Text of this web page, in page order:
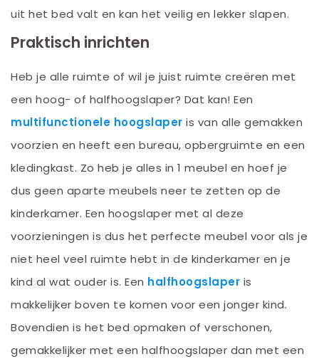
uit het bed valt en kan het veilig en lekker slapen.
Praktisch inrichten
Heb je alle ruimte of wil je juist ruimte creëren met
een hoog- of halfhoogslaper? Dat kan! Een
multifunctionele hoogslaper is van alle gemakken
voorzien en heeft een bureau, opbergruimte en een
kledingkast. Zo heb je alles in 1 meubel en hoef je
dus geen aparte meubels neer te zetten op de
kinderkamer. Een hoogslaper met al deze
voorzieningen is dus het perfecte meubel voor als je
niet heel veel ruimte hebt in de kinderkamer en je
kind al wat ouder is. Een halfhoogslaper is
makkelijker boven te komen voor een jonger kind.
Bovendien is het bed opmaken of verschonen,
gemakkelijker met een halfhoogslaper dan met een